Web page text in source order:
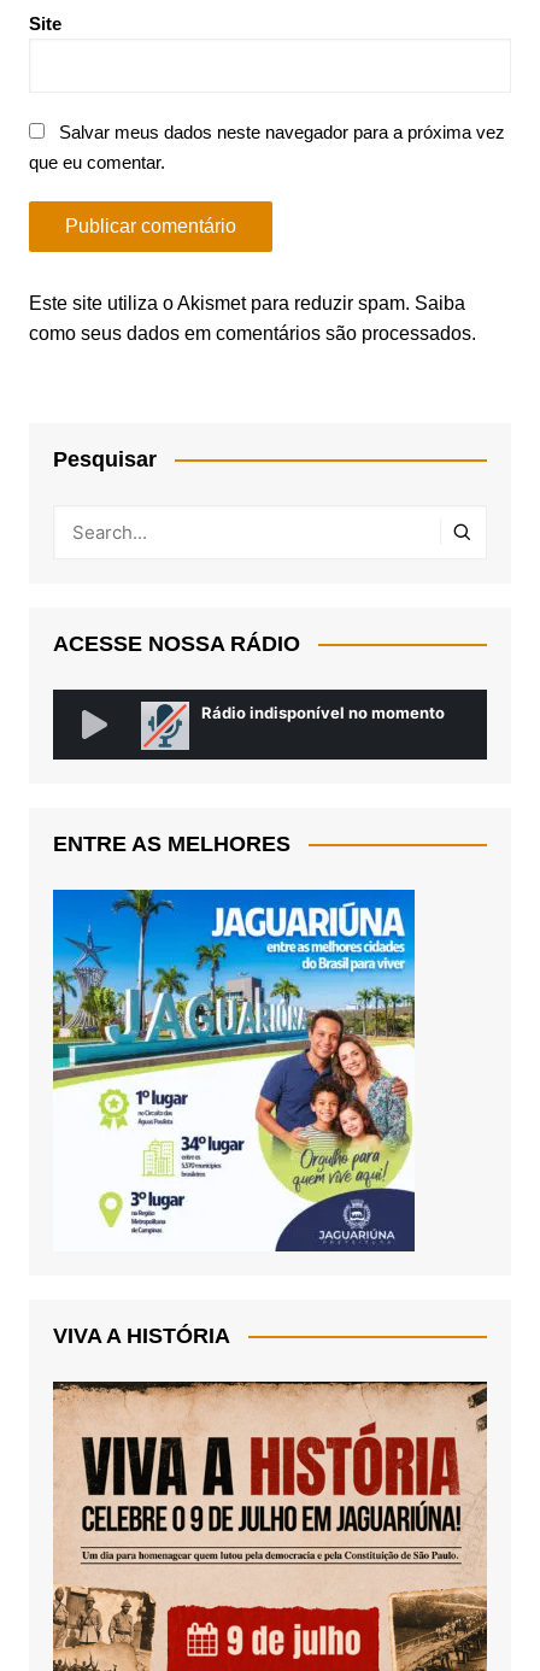
Site
Salvar meus dados neste navegador para a próxima vez
que eu comentar.
Este site utiliza o Akismet para reduzir spam. Saiba
como seus dados em comentários são processados.
Pesquisar
ACESSE NOSSA RÁDIO
ENTRE AS MELHORES
VIVA A HISTÓRIA